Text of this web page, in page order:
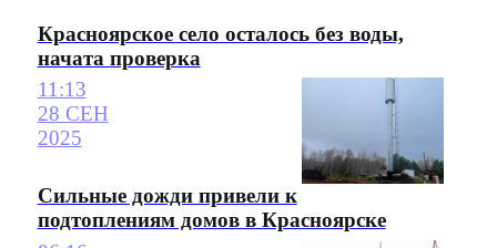
Красноярское село осталось без воды,
начата проверка
11:13
28 СЕН
2025
Сильные дожди привели к
подтоплениям домов в Красноярске